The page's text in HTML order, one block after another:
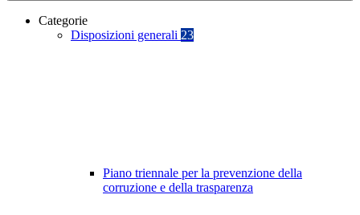
Categorie
Disposizioni generali 23
Piano triennale per la prevenzione della
corruzione e della trasparenza